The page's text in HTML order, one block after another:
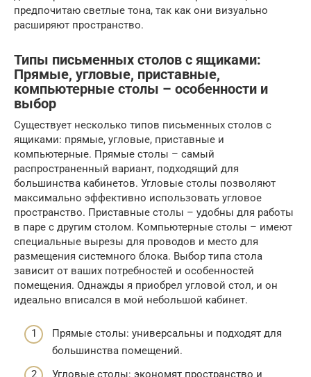
предпочитаю светлые тона, так как они визуально
расширяют пространство.
Типы письменных столов с ящиками:
Прямые, угловые, приставные,
компьютерные столы – особенности и
выбор
Существует несколько типов письменных столов с
ящиками: прямые, угловые, приставные и
компьютерные. Прямые столы – самый
распространенный вариант, подходящий для
большинства кабинетов. Угловые столы позволяют
максимально эффективно использовать угловое
пространство. Приставные столы – удобны для работы
в паре с другим столом. Компьютерные столы – имеют
специальные вырезы для проводов и место для
размещения системного блока. Выбор типа стола
зависит от ваших потребностей и особенностей
помещения. Однажды я приобрел угловой стол, и он
идеально вписался в мой небольшой кабинет.
Прямые столы: универсальны и подходят для
большинства помещений.
Угловые столы: экономят пространство и